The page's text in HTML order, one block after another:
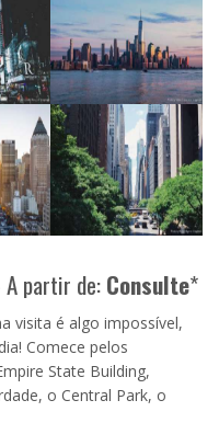
partir de:Consulte*
visita é algo impossível,
Comece pelos
State Building,
o Central Park, o